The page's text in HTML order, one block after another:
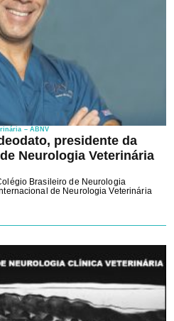
– ABNV
presidente da
Neurologia Veterinária
Brasileiro de Neurologia
de Neurologia Veterinária